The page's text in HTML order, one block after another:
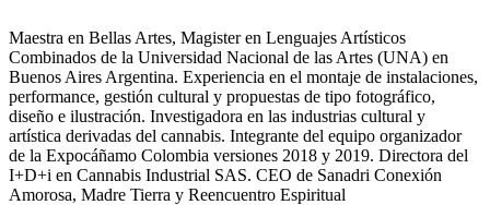
Maestra en Bellas Artes, Magister en Lenguajes Artísticos
Combinados de la Universidad Nacional de las Artes (UNA) en
Buenos Aires Argentina. Experiencia en el montaje de instalaciones,
performance, gestión cultural y propuestas de tipo fotográfico,
diseño e ilustración. Investigadora en las industrias cultural y
artística derivadas del cannabis. Integrante del equipo organizador
de la Expocáñamo Colombia versiones 2018 y 2019. Directora del
I+D+i en Cannabis Industrial SAS. CEO de Sanadri Conexión
Amorosa, Madre Tierra y Reencuentro Espiritual